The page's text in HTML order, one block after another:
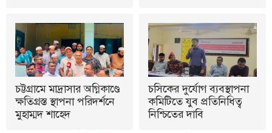
চট্টগ্রামে মাদ্রাসার অগ্নিকাণ্ডে
ক্ষতিগ্রস্ত স্থাপনা পরিদর্শনে
মুহাম্মদ শাহেদ
চসিকের দুর্যোগ ব্যবস্থাপনা
কমিটিতে যুব প্রতিনিধিত্ব
নিশ্চিতের দাবি